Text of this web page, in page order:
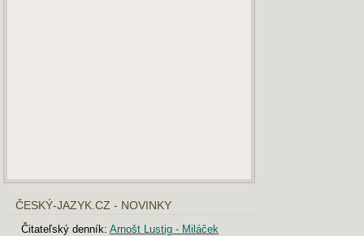
ČESKÝ-JAZYK.CZ - NOVINKY
Čitateľský denník: Arnošt Lustig - Miláček